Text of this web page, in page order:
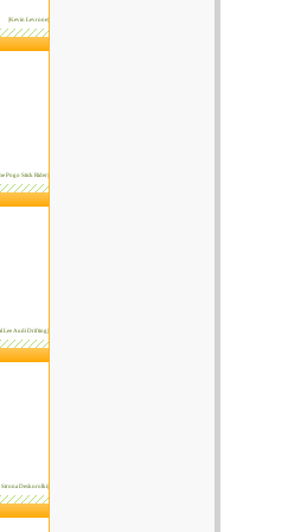
|Kevin Levrone|
Pogo Stick Rider|
Lee Audi Drifting|
Strona Deskorolki|